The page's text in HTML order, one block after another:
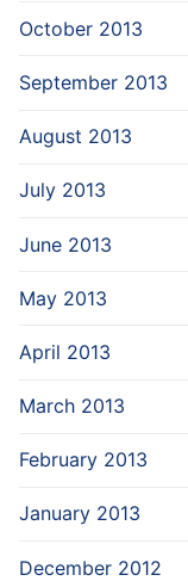
October 2013
September 2013
August 2013
July 2013
June 2013
May 2013
April 2013
March 2013
February 2013
January 2013
December 2012